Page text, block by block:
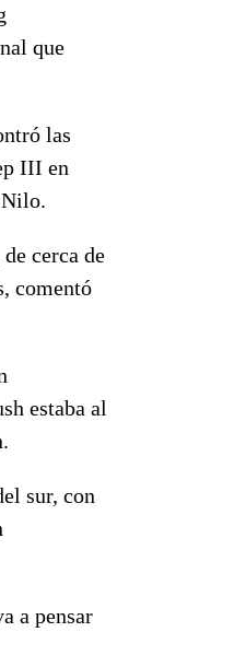
que
las
III en
cerca de
comentó
estaba al
sur, con
a pensar